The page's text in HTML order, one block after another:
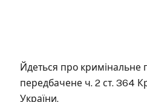
Йдеться про кримінальне
передбачене ч. 2 ст. 364
України.